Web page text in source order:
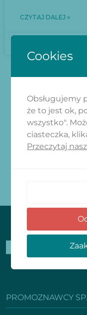
CZYTAJ DALEJ »
Dołącz do
ciesz się
PROMOZNAWCY
Cookies
Obsługujemy
że to jest ok,
wszystko".
ciasteczka,
Przeczytaj